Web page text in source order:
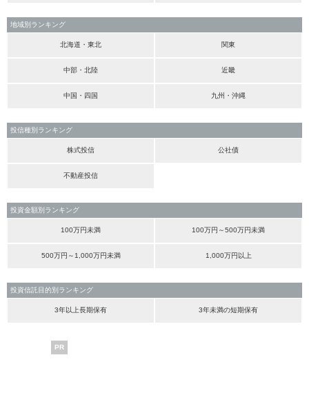
地域別ランキング
北海道・東北 関東
中部・北陸 近畿
中国・四国 九州・沖縄
投信種別ランキング
株式投信 公社債
不動産投信
投資金額別ランキング
100万円未満 100万円～500万円未満
500万円～1,000万円未満 1,000万円以上
投資信託目的別ランキング
3年以上長期保有 3年未満の短期保有
PR